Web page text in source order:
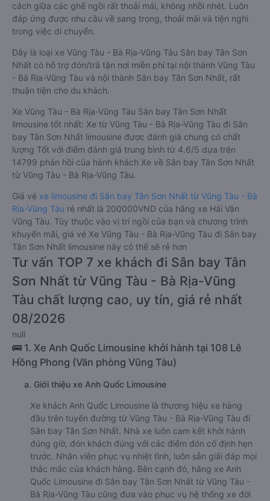
cách giữa các ghế ngồi rất thoải mái, không nhồi nhét. Luôn
đáp ứng được nhu cầu về sang trọng, thoải mái và tiện nghi
trong việc di chuyển.
Đây là loại xe Vũng Tàu - Bà Rịa-Vũng Tàu Sân bay Tân Sơn
Nhất có hỗ trợ đón/trả tận nơi miễn phí tại nội thành Vũng Tàu
- Bà Rịa-Vũng Tàu và nội thành Sân bay Tân Sơn Nhất, rất
thuận tiện cho du khách.
Xe Vũng Tàu - Bà Rịa-Vũng Tàu Sân bay Tân Sơn Nhất
limousine tốt nhất: Xe từ Vũng Tàu - Bà Rịa-Vũng Tàu đi Sân
bay Tân Sơn Nhất limousine được đánh giá chung có chất
lượng Tốt với điểm đánh giá trung bình từ 4.6/5 dựa trên
14799 phản hồi của hành khách Xe về Sân bay Tân Sơn Nhất
từ Vũng Tàu - Bà Rịa-Vũng Tàu.
Giá vé xe limousine đi Sân bay Tân Sơn Nhất từ Vũng Tàu - Bà
Rịa-Vũng Tàu rẻ nhất là 200000VND của hãng xe Hải Vân
Vũng Tàu. Tùy thuộc vào vị trí ngồi của bạn và chương trình
khuyến mãi, giá vé Xe Vũng Tàu - Bà Rịa-Vũng Tàu đi Sân bay
Tân Sơn Nhất limousine này có thể sẽ rẻ hơn
Tư vấn TOP 7 xe khách đi Sân bay Tân
Sơn Nhất từ Vũng Tàu - Bà Rịa-Vũng
Tàu chất lượng cao, uy tín, giá rẻ nhất
08/2026
null
🚌 1. Xe Anh Quốc Limousine khởi hành tại 108 Lê
Hồng Phong (Văn phòng Vũng Tàu)
a. Giới thiệu xe Anh Quốc Limousine
Xe khách Anh Quốc Limousine là thương hiệu xe hàng
đầu trên tuyến đường từ Vũng Tàu - Bà Rịa-Vũng Tàu đi
Sân bay Tân Sơn Nhất. Nhà xe luôn cam kết khởi hành
đúng giờ, đón khách đúng với các điểm đón cố định hẹn
trước. Nhân viên phục vụ nhiệt tình, luôn sẵn giải đáp mọi
thắc mắc của khách hàng. Bên cạnh đó, hãng xe Anh
Quốc Limousine đi Sân bay Tân Sơn Nhất từ Vũng Tàu -
Bà Rịa-Vũng Tàu cũng đưa vào phục vụ hệ thống xe đời